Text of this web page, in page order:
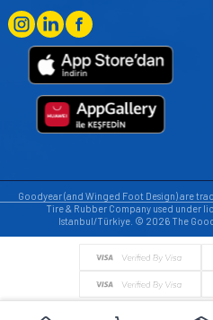
Goodyear (and Winged Foot Design) are
Tire & Rubber Company used under
Istanbul/Türkiye. © 2026 The